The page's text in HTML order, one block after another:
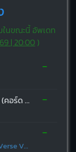
ในขณะนี้ อัพเดท
| 20:00 )
-
นาฬิกาทราย (sign) (คอร์ด ง่ายๆ) -
FREEHAND (genie Verse Vol.1)
-